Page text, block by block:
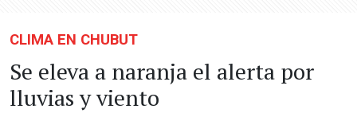
CLIMA EN CHUBUT
Se eleva a naranja el alerta por
lluvias y viento